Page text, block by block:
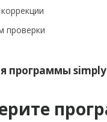
проверки
программы